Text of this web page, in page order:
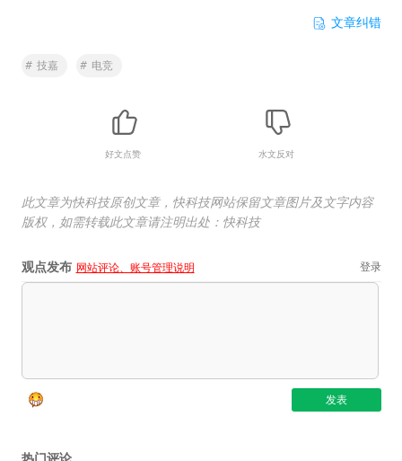
文章纠错
# 技嘉 # 电竞
好文点赞 水文反对
此文章为快科技原创文章，快科技网站保留文章图片及文字内容
版权，如需转载此文章请注明出处：快科技
观点发布 网站评论、账号管理说明 登录